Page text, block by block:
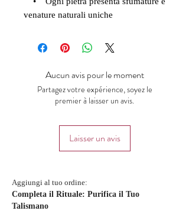
venature naturali uniche
Aucun avis pour le moment
Partagez votre expérience, soyez le
premier à laisser un avis.
Laisser un avis
Aggiungi al tuo ordine:
Completa il Rituale: Purifica il Tuo
Talismano